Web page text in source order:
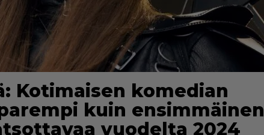
Kotimaisen komedian
kuin ensimmäinen
vuodelta 2024